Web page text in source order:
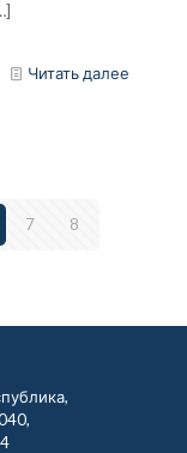
Читать далее
7 8